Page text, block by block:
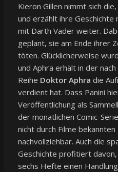
Kieron Gillen nimmt sich
und erzählt ihre Geschichte
mit Darth Vader weiter.
geplant, sie am Ende ihrer
töten. Glücklicherweise
und Aphra erhält in der
Reihe Doktor Aphra die
verdient hat. Dass Panini
Veröffentlichung als
der monatlichen Comic-
nicht durch Filme
nachvollziehbar. Auch die
Geschichte profitiert
sechs Hefte einen